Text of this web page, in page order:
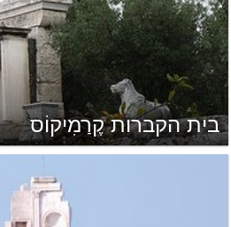
בית הקברות קֶרַמִיקוֹס